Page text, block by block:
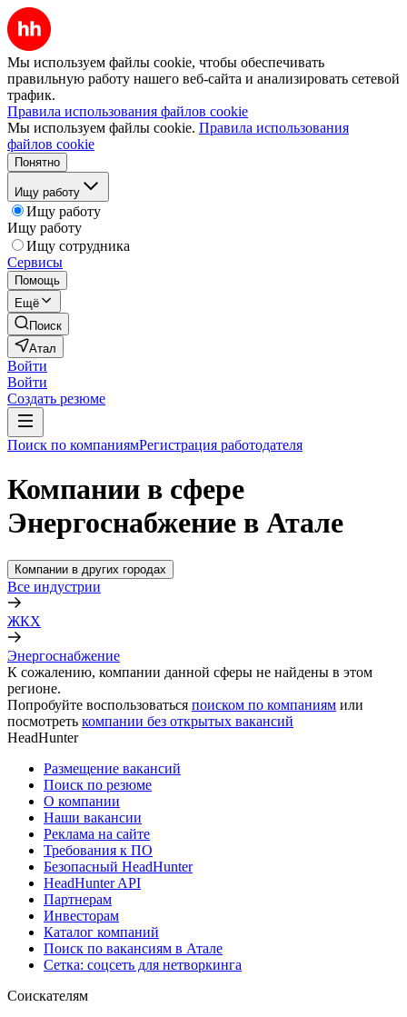
Мы используем файлы cookie, чтобы обеспечивать
правильную работу нашего веб-сайта и анализировать сетевой
трафик.
Правила использования файлов cookie
Мы используем файлы cookie. Правила использования
файлов cookie
Понятно
Ищу работу
Ищу работу
Ищу работу
Ищу сотрудника
Сервисы
Помощь
Ещё
Поиск
Атал
Войти
Войти
Создать резюме
Поиск по компаниямРегистрация работодателя
Компании в сфере
Энергоснабжение в Атале
Компании в других городах
Все индустрии
ЖКХ
Энергоснабжение
К сожалению, компании данной сферы не найдены в этом
регионе.
Попробуйте воспользоваться поиском по компаниям или
посмотреть компании без открытых вакансий
HeadHunter
Размещение вакансий
Поиск по резюме
О компании
Наши вакансии
Реклама на сайте
Требования к ПО
Безопасный HeadHunter
HeadHunter API
Партнерам
Инвесторам
Каталог компаний
Поиск по вакансиям в Атале
Сетка: соцсеть для нетворкинга
Соискателям